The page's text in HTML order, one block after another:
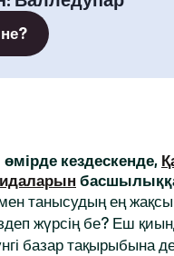
кездескенде,
танысудың ең
жүрсің бе? Еш
базар тақырыбына